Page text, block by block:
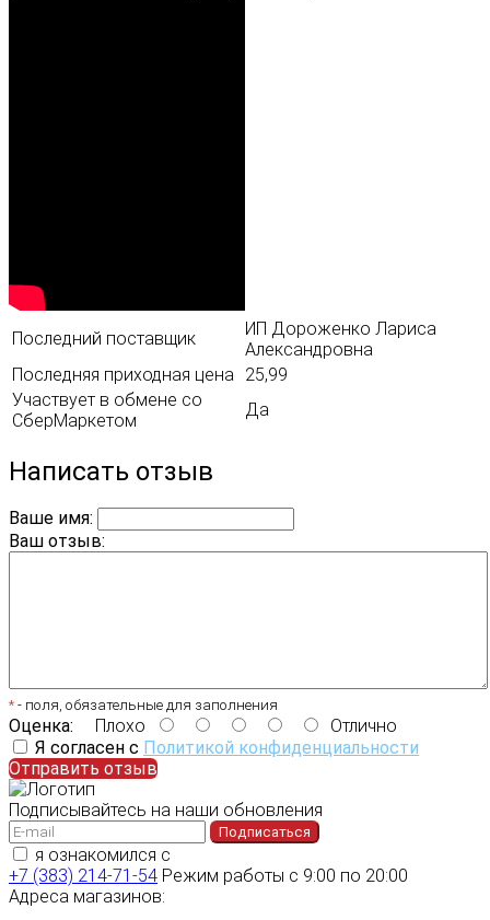
Последний поставщик
ИП Дороженко Лариса
Александровна
Последняя приходная цена
25,99
Участвует в обмене со
СберМаркетом
Да
Написать отзыв
Ваше имя:
Ваш отзыв:
* - поля, обязательные для заполнения
Оценка: Плохо
Отлично
Я согласен с Политикой конфиденциальности
Отправить отзыв
Подписывайтесь на наши обновления
Подписаться
я ознакомился с
+7 (383) 214-71-54 Режим работы с 9:00 по 20:00
Адреса магазинов: